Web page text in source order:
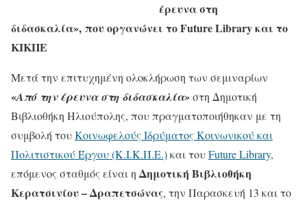
έρευνα στη
διδασκαλία», που οργανώνει τοFutureLibraryκαι το
ΚΙΚΠΕ
Μετά την επιτυχημένη ολοκλήρωση των σεμιναρίων
«Από την έρευνα στη διδασκαλία»στη Δημοτική
Βιβλιοθήκη Ηλιούπολης, που πραγματοποιήθηκαν με τη
συμβολή τουΚοινωφελούς Ιδρύματος Κοινωνικού και
Πολιτιστικού Έργου (Κ.Ι.Κ.Π.Ε.)και τουFuture Library,
επόμενος σταθμός είναι η Δημοτική Βιβλιοθήκη
Κερατσινίου – Δραπετσώνας, την Παρασκευή 13 και το